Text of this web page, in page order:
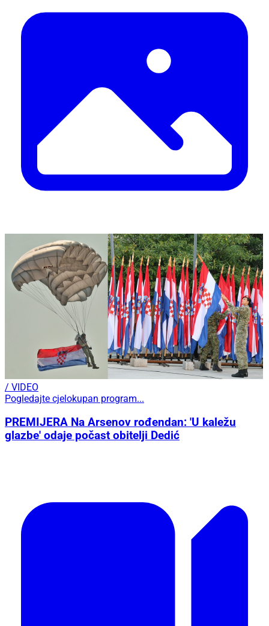
/ VIDEO
Pogledajte cjelokupan program...
PREMIJERA Na Arsenov rođendan: 'U kaležu
glazbe' odaje počast obitelji Dedić